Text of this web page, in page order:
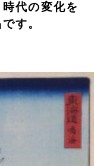
代の変化を
す。